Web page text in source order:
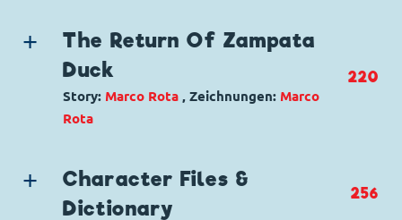
Seitenanzahl: 27
Charaktere:Donald Duck ,Micky Maus
Originaltitel: Spies Like Them
Ursprung: Dänemark
Seitenanzahl: 30
The Return Of Zampata
Duck
Story: Marco Rota , Zeichnungen: Marco
Rota
Charaktere:Donald Duck
Originaltitel: Donald Duck The Return Of
220
Character Files &
Dictionary
256